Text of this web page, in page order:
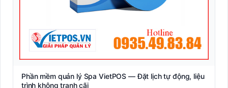
Phần mềm quản lý Spa VietPOS — Đặt lịch tự động, liệu
trình không tranh cãi